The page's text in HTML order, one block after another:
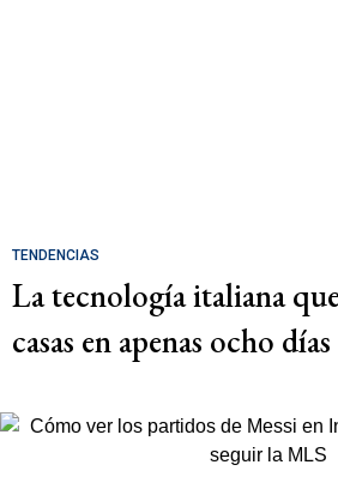
TENDENCIAS
La tecnología italiana
casas en apenas ocho días